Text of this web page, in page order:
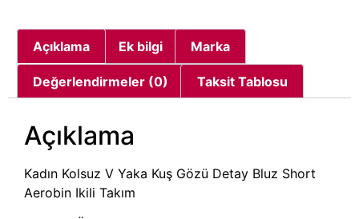
Açıklama Ek bilgi Marka
Değerlendirmeler (0) Taksit Tablosu
Açıklama
Kadın Kolsuz V Yaka Kuş Gözü Detay Bluz Short
Aerobin Ikili Takım